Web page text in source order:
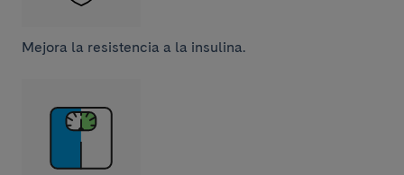
Mejora la resistencia a la insulina.